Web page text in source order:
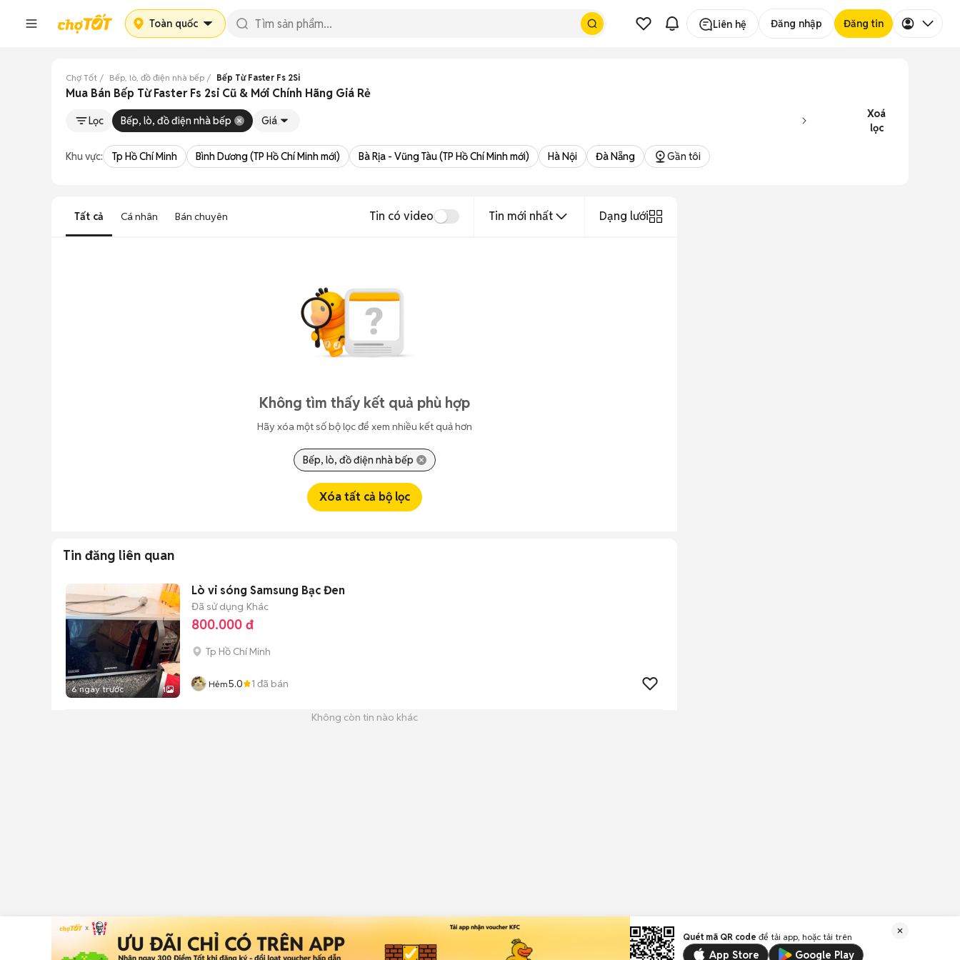
Toàn quốc Liên hệ Đăng nhập Đăng tin
Chợ Tốt Bếp, lò, đồ điện nhà bếp Bếp Từ Faster Fs 2Si
Mua Bán Bếp Từ Faster Fs 2si Cũ & Mới Chính Hãng Giá Rẻ
Lọc Bếp, lò, đồ điện nhà bếp Giá
Xoá
lọc
Khu vực: Tp Hồ Chí Minh Bình Dương (TP Hồ Chí Minh mới) Bà Rịa - Vũng Tàu (TP Hồ Chí Minh mới) Hà Nội Đà Nẵng Gần tôi
Tất cả Cá nhân Bán chuyên Tin có video Tin mới nhất Dạng lưới
Không tìm thấy kết quả phù hợp
Hãy xóa một số bộ lọc để xem nhiều kết quả hơn
Bếp, lò, đồ điện nhà bếp
Xóa tất cả bộ lọc
Tin đăng liên quan
6 ngày trước 1
Lò vi sóng Samsung Bạc Đen
Đã sử dụng Khác
800.000 đ
Tp Hồ Chí Minh
Hẻm5.0 1 đã bán
Không còn tin nào khác
Quét mã QR code để tải app, hoặc tải trên
App Store Google Play